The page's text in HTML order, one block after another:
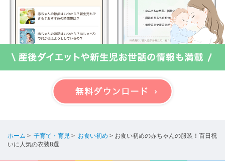
ホーム > 子育て・育児 > お食い初め > お食い初めの赤ちゃんの服装！百日祝
いに人気の衣装8選